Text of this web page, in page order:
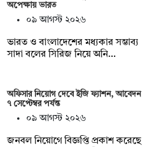
অপেক্ষায় ভারত
০৯ আগস্ট ২০২৬
ভারত ও বাংলাদেশের মধ্যকার সম্ভাব্য
সাদা বলের সিরিজ নিয়ে অনি…
অফিসার নিয়োগ দেবে ইজি ফ্যাশন, আবেদন
৭ সেপ্টেম্বর পর্যন্ত
০৯ আগস্ট ২০২৬
জনবল নিয়োগে বিজ্ঞপ্তি প্রকাশ করেছে